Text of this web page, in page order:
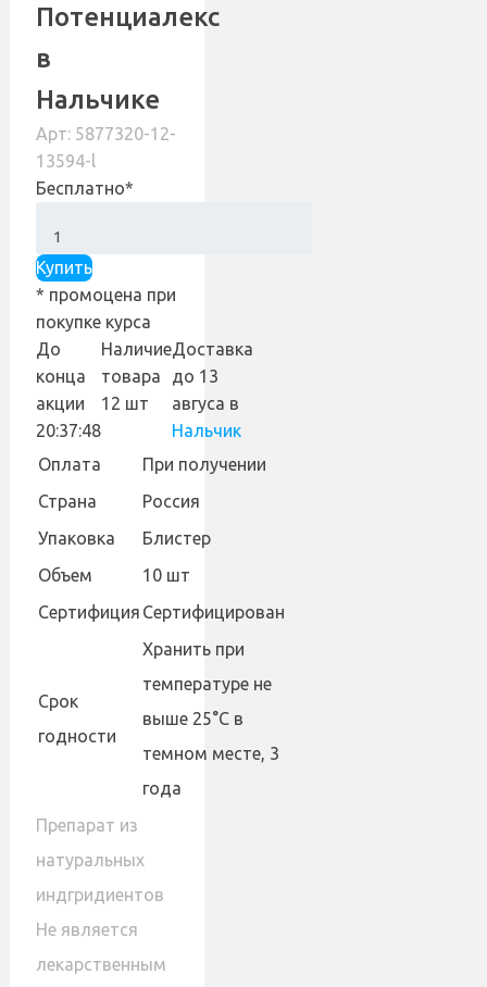
Потенциалекс
в
Нальчике
Арт: 5877320-12-
13594-l
Бесплатно*
Купить
* промоцена при
покупке курса
До
конца
акции
20:37:48
Наличие
товара
12 шт
Доставка
до 13
авгуса в
Нальчик
Оплата
При получении
Страна
Россия
Упаковка
Блистер
Объем
10 шт
Сертифиция Сертифицирован
Cрок
годности
Хранить при
температуре не
выше 25°С в
темном месте, 3
года
Препарат из
натуральных
индгридиентов
Не является
лекарственным